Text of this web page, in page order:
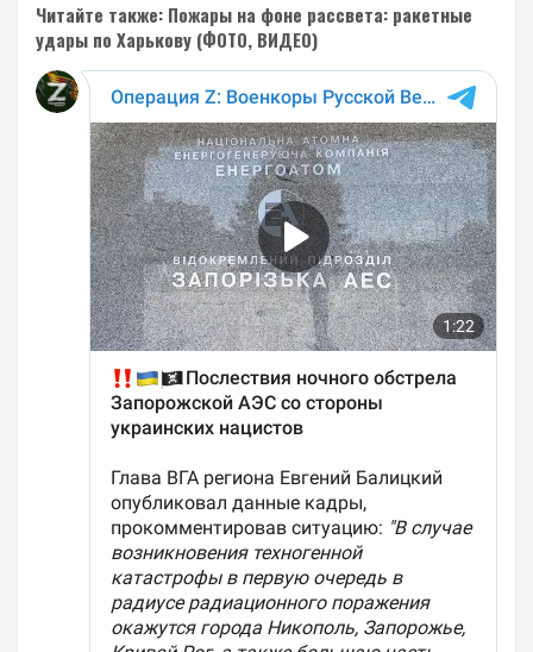
Читайте также: Пожары на фоне рассвета: ракетные
удары по Харькову (ФОТО, ВИДЕО)